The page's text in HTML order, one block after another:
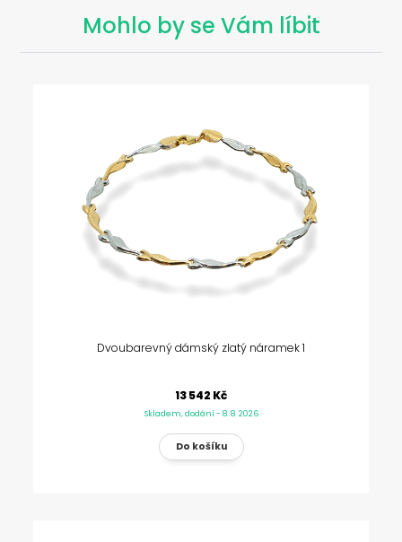
Mohlo by se Vám líbit
Dvoubarevný dámský zlatý náramek 1
13 542 Kč
Skladem, dodání - 8. 8. 2026